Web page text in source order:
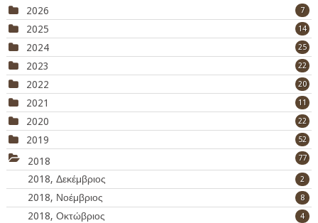
2026 7
2025 14
2024 25
2023 22
2022 20
2021 11
2020 22
2019 52
2018 77
2018, Δεκέμβριος 2
2018, Νοέμβριος 8
2018, Οκτώβριος 4